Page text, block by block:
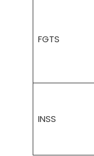
FGTS
INSS